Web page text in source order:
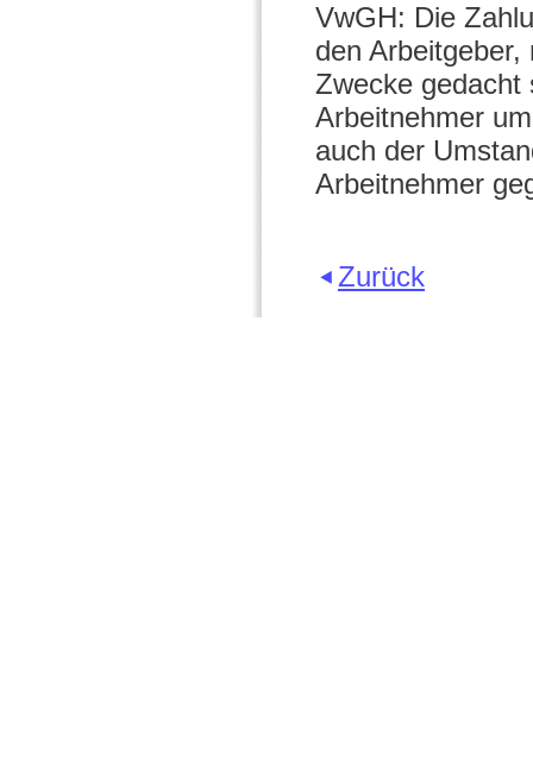
VwGH: Die
den
Zwecke gedacht
Arbeitnehmer
auch der
Arbeitnehmer
Zurück